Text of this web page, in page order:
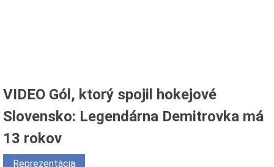
VIDEO Gól, ktorý spojil hokejové
Slovensko: Legendárna Demitrovka má
13 rokov
Reprezentácia